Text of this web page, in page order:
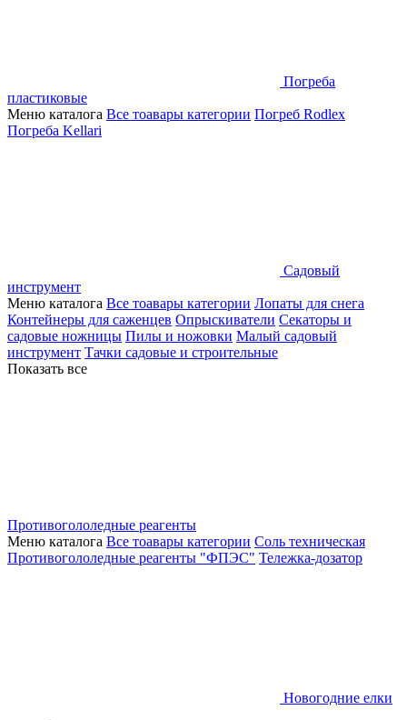
Погреба
пластиковые
Меню каталога Все тоавары категории Погреб Rodlex
Погреба Kellari
Садовый
инструмент
Меню каталога Все тоавары категории Лопаты для снега
Контейнеры для саженцев Опрыскиватели Секаторы и
садовые ножницы Пилы и ножовки Малый садовый
инструмент Тачки садовые и строительные
Показать все
Противогололедные реагенты
Меню каталога Все тоавары категории Соль техническая
Противогололедные реагенты "ФПЭС" Тележка-дозатор
Новогодние елки